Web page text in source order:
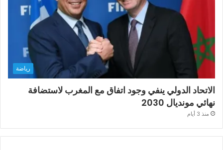
رياضة
الاتحاد الدولي ينفي وجود اتفاق مع المغرب لاستضافة
نهائي مونديال 2030
منذ 3 أيام